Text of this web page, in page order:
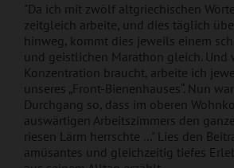
"Da ich mit zwölf altgriechischen
zeitgleich arbeite, und dies täglich
hinweg, kommt dies jeweils einem
und geistlichen Marathon gleich. Und
Konzentration braucht, arbeite ich
unseres „Front-Bienenhauses“. Nun
Durchgang so, dass im oberen
auswärtigen Arbeitszimmers den
riesen Lärm herrschte ..." Lies den
amüsantes und gleichzeitig tiefes